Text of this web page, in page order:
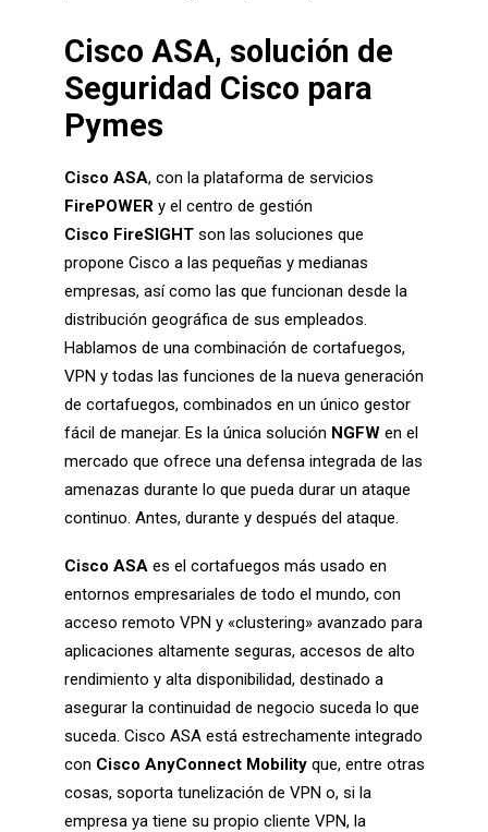
Cisco ASA, solución de
Seguridad Cisco para
Pymes
Cisco ASA, con la plataforma de servicios
FirePOWERy el centro de gestión
Cisco FireSIGHTson las soluciones que
propone Cisco a las pequeñas y medianas
empresas, así como las que funcionan desde la
distribución geográfica de sus empleados.
Hablamos de una combinación de cortafuegos,
VPN y todas las funciones de la nueva generación
de cortafuegos, combinados en un único gestor
fácil de manejar. Es la única solución NGFWen el
mercado que ofrece una defensa integrada de las
amenazas durante lo que pueda durar un ataque
continuo. Antes, durante y después del ataque.
Cisco ASAes el cortafuegos más usado en
entornos empresariales de todo el mundo, con
acceso remoto VPN y «clustering» avanzado para
aplicaciones altamente seguras, accesos de alto
rendimiento y alta disponibilidad, destinado a
asegurar la continuidad de negocio suceda lo que
suceda. Cisco ASA está estrechamente integrado
con Cisco AnyConnect Mobilityque, entre otras
cosas, soporta tunelización de VPN o, si la
empresa ya tiene su propio cliente VPN, la